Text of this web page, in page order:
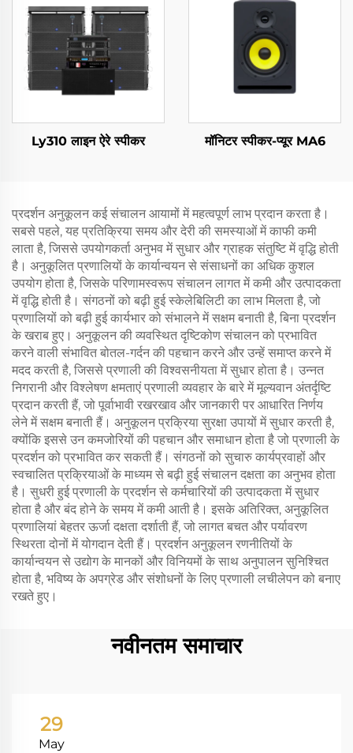
Ly310 लाइन ऐरे स्पीकर मॉनिटर स्पीकर-प्यूर MA6
प्रदर्शन अनुकूलन कई संचालन आयामों में महत्वपूर्ण लाभ प्रदान करता है।
सबसे पहले, यह प्रतिक्रिया समय और देरी की समस्याओं में काफी कमी
लाता है, जिससे उपयोगकर्ता अनुभव में सुधार और ग्राहक संतुष्टि में वृद्धि होती
है। अनुकूलित प्रणालियों के कार्यान्वयन से संसाधनों का अधिक कुशल
उपयोग होता है, जिसके परिणामस्वरूप संचालन लागत में कमी और उत्पादकता
में वृद्धि होती है। संगठनों को बढ़ी हुई स्केलेबिलिटी का लाभ मिलता है, जो
प्रणालियों को बढ़ी हुई कार्यभार को संभालने में सक्षम बनाती है, बिना प्रदर्शन
के खराब हुए। अनुकूलन की व्यवस्थित दृष्टिकोण संचालन को प्रभावित
करने वाली संभावित बोतल-गर्दन की पहचान करने और उन्हें समाप्त करने में
मदद करती है, जिससे प्रणाली की विश्वसनीयता में सुधार होता है। उन्नत
निगरानी और विश्लेषण क्षमताएं प्रणाली व्यवहार के बारे में मूल्यवान अंतर्दृष्टि
प्रदान करती हैं, जो पूर्वाभावी रखरखाव और जानकारी पर आधारित निर्णय
लेने में सक्षम बनाती हैं। अनुकूलन प्रक्रिया सुरक्षा उपायों में सुधार करती है,
क्योंकि इससे उन कमजोरियों की पहचान और समाधान होता है जो प्रणाली के
प्रदर्शन को प्रभावित कर सकती हैं। संगठनों को सुचारु कार्यप्रवाहों और
स्वचालित प्रक्रियाओं के माध्यम से बढ़ी हुई संचालन दक्षता का अनुभव होता
है। सुधरी हुई प्रणाली के प्रदर्शन से कर्मचारियों की उत्पादकता में सुधार
होता है और बंद होने के समय में कमी आती है। इसके अतिरिक्त, अनुकूलित
प्रणालियां बेहतर ऊर्जा दक्षता दर्शाती हैं, जो लागत बचत और पर्यावरण
स्थिरता दोनों में योगदान देती हैं। प्रदर्शन अनुकूलन रणनीतियों के
कार्यान्वयन से उद्योग के मानकों और विनियमों के साथ अनुपालन सुनिश्चित
होता है, भविष्य के अपग्रेड और संशोधनों के लिए प्रणाली लचीलेपन को बनाए
रखते हुए।
नवीनतम समाचार
29
May